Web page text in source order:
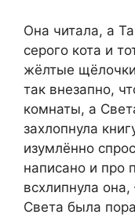
Она читала, а
серого кота и
жёлтые
так внезапно,
комнаты, а
захлопнула
изумлённо
написано и про
всхлипнула
Света была